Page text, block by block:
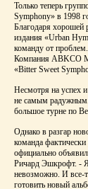
Только теперь
Symphony» в 1998
Благодаря хорошей
издания «Urban
команду от
Компания ABKCO
«Bitter Sweet
Несмотря на успех
не самым радужным.
большое турне по
Однако в разгар
команда
официально
Ричард Эшкрофт. - Я
невозможно. И все-
готовить новый